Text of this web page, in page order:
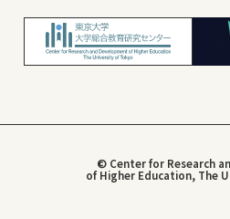
© Center for Research
of Higher Education, The